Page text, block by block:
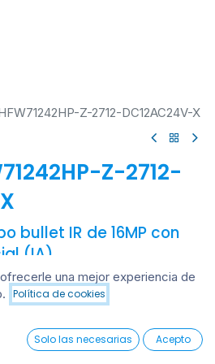
Añadir al carrito
0
Wishlist Account
Z-2712-DC12AC24V-X
Z-2712-
bullet IR de 16MP con
(IA)
X 12MP / AI-ISP / Deeplight /
2.7–12 mm / Detección de EPP /
/ Smart IR 60 m /
DC / 24V AC / PoE+.
una mejor experiencia de
Política de cookies
Solo las necesarias Acepto